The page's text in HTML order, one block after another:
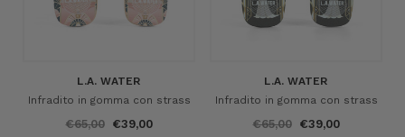
L.A. WATER
Infradito in gomma con strass
€65,00 €39,00
L.A. WATER
Infradito in gomma con strass
€65,00 €39,00